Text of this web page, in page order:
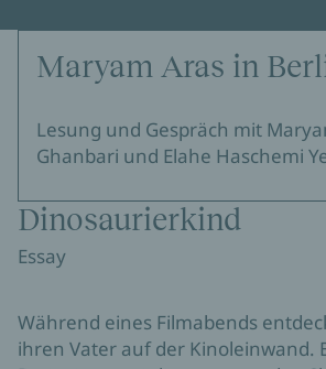
Maryam Aras in
Lesung und Gespräch mit
Ghanbari und Elahe Haschemi
Dinosaurierkind
Essay
Während eines Filmabends
ihren Vater auf der Kinoleinwand.